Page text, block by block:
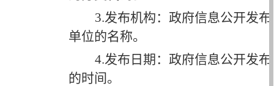
3.发布机构：政府信息公开发布
单位的名称。
4.发布日期：政府信息公开发布
的时间。